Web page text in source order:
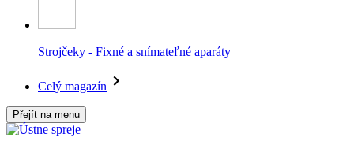
Strojčeky - Fixné a snímateľné aparáty
Celý magazín
Přejít na menu